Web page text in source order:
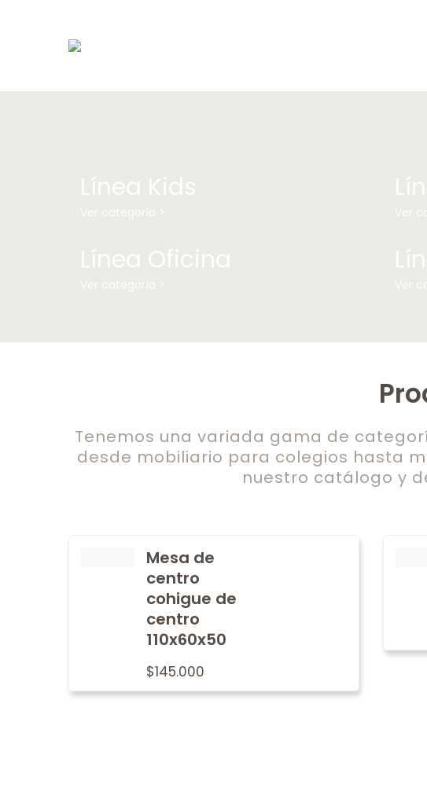
Línea Kids
Ver categoría > Ver
Línea Oficina
Ver categoría > Ver
Tenemos una variada gama de
desde mobiliario para colegios hasta
nuestro catálogo y
Mesa de
centro
cohigue de
centro
110x60x50
$145.000